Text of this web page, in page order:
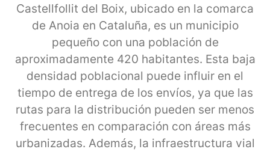
Castellfollit del Boix, ubicado en la comarca
de Anoia en Cataluña, es un municipio
pequeño con una población de
aproximadamente 420 habitantes. Esta baja
densidad poblacional puede influir en el
tiempo de entrega de los envíos, ya que las
rutas para la distribución pueden ser menos
frecuentes en comparación con áreas más
urbanizadas. Además, la infraestructura vial